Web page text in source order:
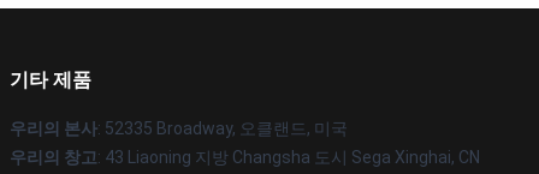
기타 제품
우리의 본사: 52335 Broadway, 오클랜드, 미국
우리의 창고: 43 Liaoning 지방 Changsha 도시 Sega Xinghai, CN